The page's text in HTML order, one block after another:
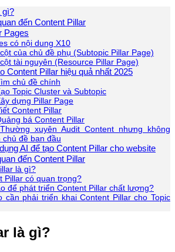
gì?
đến Content Pillar
Pages
có nội dung X10
của chủ đề phụ (Subtopic Pillar Page)
tài nguyên (Resource Pillar Page)
Content Pillar hiệu quả nhất 2025
chủ đề chính
Topic Cluster và Subtopic
dựng Pillar Page
Content Pillar
bá Content Pillar
xuyên Audit Content nhưng không
đề ban đầu
AI để tạo Content Pillar cho website
đến Content Pillar
là gì?
Pillar có quan trọng?
để phát triển Content Pillar chất lượng?
cần phải triển khai Content Pillar cho Topic
là gì?